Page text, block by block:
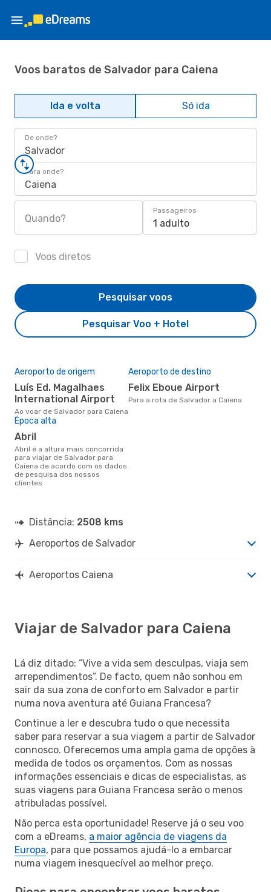
Voos baratos de Salvador para Caiena
Ida e volta Só ida
De onde?
Salvador
Para onde?
Caiena
Quando?
Passageiros
1 adulto
Voos diretos
Pesquisar Voo + Hotel
Pesquisar voos
Aeroporto de origem
Luís Ed. Magalhaes
International Airport
Ao voar de Salvador para Caiena
Aeroporto de destino
Felix Eboue Airport
Para a rota de Salvador a Caiena
Época alta
abril
abril é a altura mais concorrida
para viajar de Salvador para
Caiena de acordo com os dados
de pesquisa dos nossos
clientes
Distância: 2508 kms
Aeroportos de Salvador
Aeroportos Caiena
Viajar de Salvador para Caiena
Lá diz ditado: “Vive a vida sem desculpas, viaja sem
arrependimentos”. De facto, quem não sonhou em
sair da sua zona de conforto em Salvador e partir
numa nova aventura até Guiana Francesa?
Continue a ler e descubra tudo o que necessita
saber para reservar a sua viagem a partir de Salvador
connosco. Oferecemos uma ampla gama de opções à
medida de todos os orçamentos. Com as nossas
informações essenciais e dicas de especialistas, as
suas viagens para Guiana Francesa serão o menos
atribuladas possível.
Não perca esta oportunidade! Reserve já o seu voo
com a eDreams, a maior agência de viagens da
Europa, para que possamos ajudá-lo a embarcar
numa viagem inesquecível ao melhor preço.